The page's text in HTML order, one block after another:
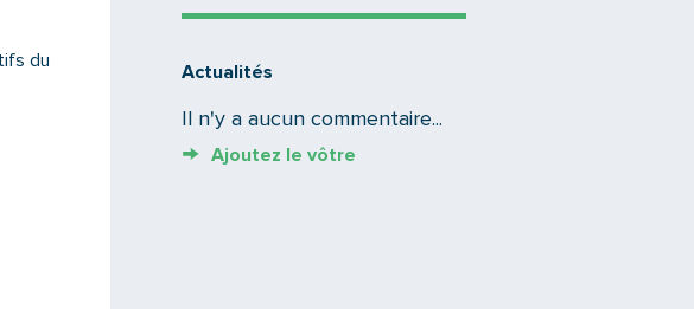
Actualités
Il n'y a aucun commentaire...
Ajoutez le vôtre
du